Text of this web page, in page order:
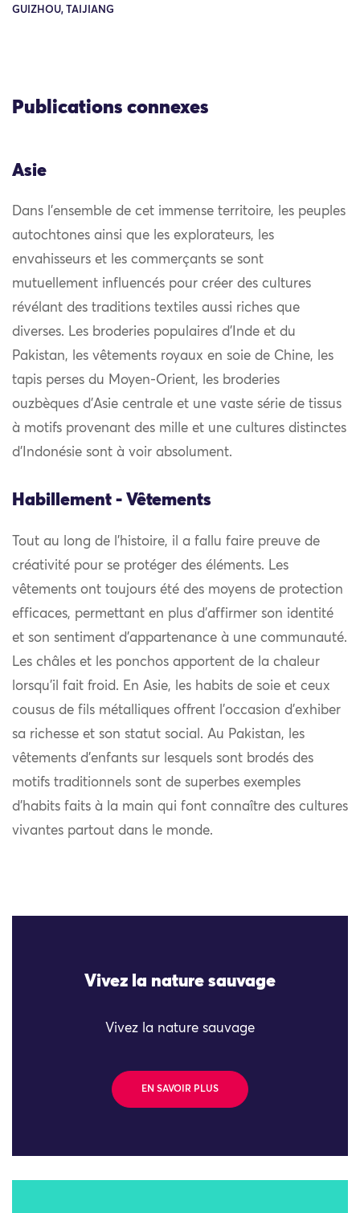
GUIZHOU, TAIJIANG
Publications connexes
Asie
Dans l’ensemble de cet immense territoire, les peuples
autochtones ainsi que les explorateurs, les
envahisseurs et les commerçants se sont
mutuellement influencés pour créer des cultures
révélant des traditions textiles aussi riches que
diverses. Les broderies populaires d’Inde et du
Pakistan, les vêtements royaux en soie de Chine, les
tapis perses du Moyen-Orient, les broderies
ouzbèques d’Asie centrale et une vaste série de tissus
à motifs provenant des mille et une cultures distinctes
d’Indonésie sont à voir absolument.
Habillement - Vêtements
Tout au long de l’histoire, il a fallu faire preuve de
créativité pour se protéger des éléments. Les
vêtements ont toujours été des moyens de protection
efficaces, permettant en plus d’affirmer son identité
et son sentiment d’appartenance à une communauté.
Les châles et les ponchos apportent de la chaleur
lorsqu’il fait froid. En Asie, les habits de soie et ceux
cousus de fils métalliques offrent l’occasion d’exhiber
sa richesse et son statut social. Au Pakistan, les
vêtements d’enfants sur lesquels sont brodés des
motifs traditionnels sont de superbes exemples
d’habits faits à la main qui font connaître des cultures
vivantes partout dans le monde.
Vivez la nature sauvage
Vivez la nature sauvage
EN SAVOIR PLUS